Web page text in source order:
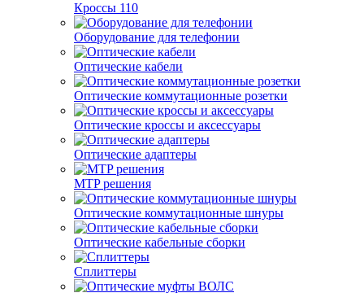
Кроссы 110
Оборудование для телефонии
Оптические кабели
Оптические коммутационные розетки
Оптические кроссы и аксессуары
Оптические адаптеры
MTP решения
Оптические коммутационные шнуры
Оптические кабельные сборки
Сплиттеры